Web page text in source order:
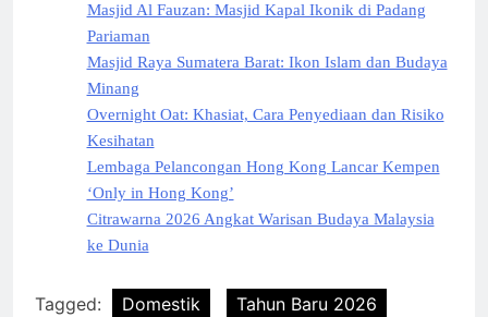
Masjid Al Fauzan: Masjid Kapal Ikonik di Padang
Pariaman
Masjid Raya Sumatera Barat: Ikon Islam dan Budaya
Minang
Overnight Oat: Khasiat, Cara Penyediaan dan Risiko
Kesihatan
Lembaga Pelancongan Hong Kong Lancar Kempen
‘Only in Hong Kong’
Citrawarna 2026 Angkat Warisan Budaya Malaysia
ke Dunia
Tagged: Domestik Tahun Baru 2026